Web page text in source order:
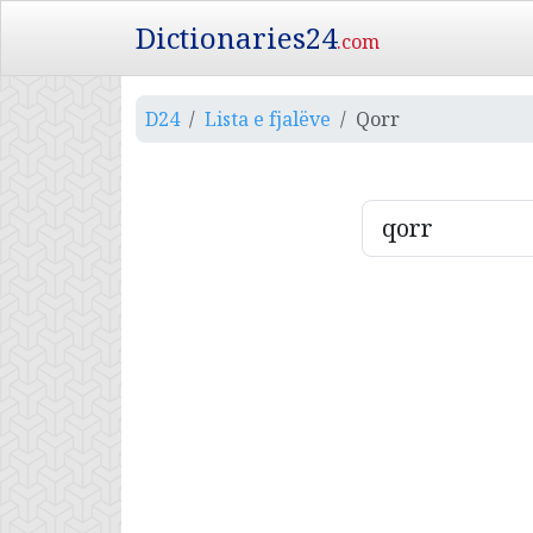
Dictionaries24.com
D24 Lista e fjalëve Qorr